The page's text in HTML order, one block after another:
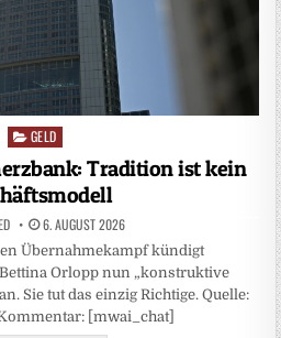
Posted
GELD
Tradition ist kein
6. AUGUST 2026
Übernahmekampf kündigt
Orlopp nun „konstruktive
Sie tut das einzig Richtige. Quelle:
[mwai_chat]